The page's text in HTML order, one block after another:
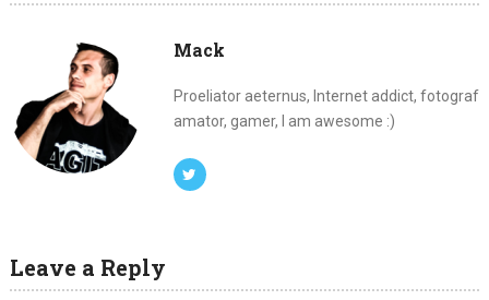
Mack
Proeliator aeternus, Internet addict, fotograf
amator, gamer, I am awesome :)
Leave a Reply